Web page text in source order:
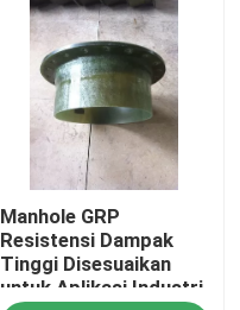
Manhole GRP
Resistensi Dampak
Tinggi Disesuaikan
untuk Aplikasi Industri